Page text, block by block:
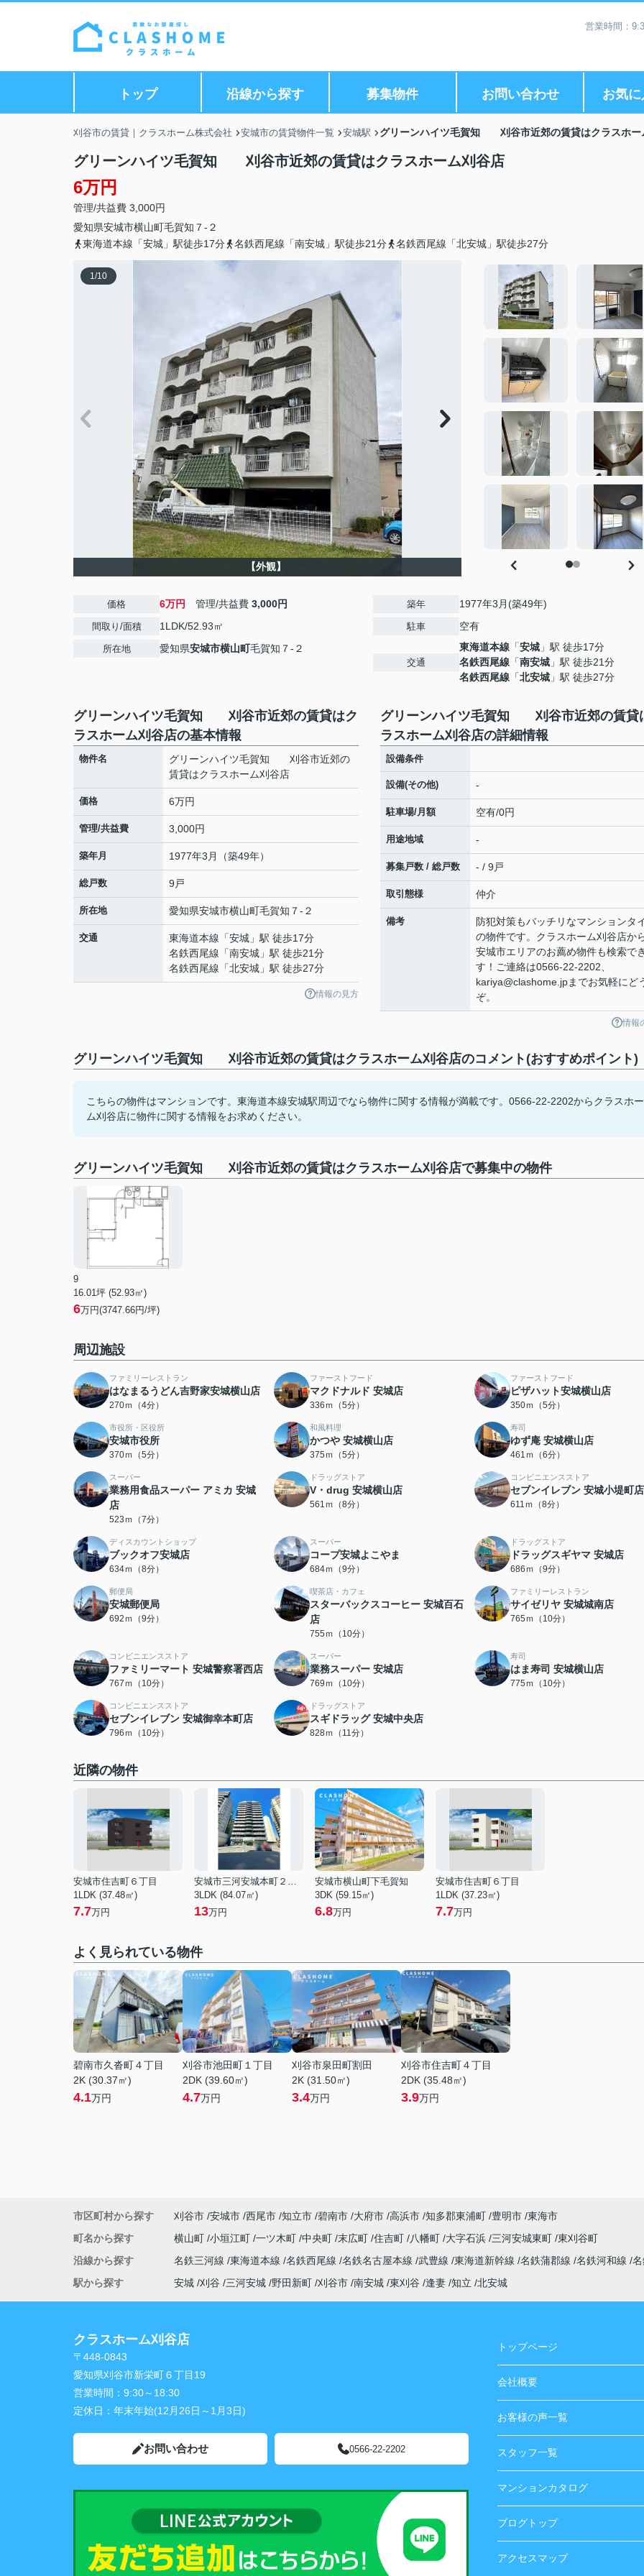
営業時間：
トップ 沿線から探す 募集物件 お問い合わせ お気
刈谷市の賃貸｜クラスホーム株式会社 安城市の賃貸物件一覧 安城駅 グリーンハイツ毛賀知 刈谷市近郊の賃貸はクラスホー
グリーンハイツ毛賀知 刈谷市近郊の賃貸はクラスホーム刈谷店
6万円
管理/共益費 3,000円
愛知県安城市横山町毛賀知７-２
東海道本線「安城」駅徒歩17分
名鉄西尾線「南安城」駅徒歩21分 名鉄西尾線「北安城」駅徒歩27分
1/10
【外観】
価格 6万円 管理/共益費 3,000円
間取り/面積 1LDK/52.93㎡
所在地 愛知県安城市横山町毛賀知７-２
築年 1977年3月(築49年)
駐車 空有
交通
東海道本線 「安城 」駅 徒歩17分
名鉄西尾線 「南安城 」駅 徒歩21分
名鉄西尾線 「北安城 」駅 徒歩27分
グリーンハイツ毛賀知 刈谷市近郊の賃貸はク
ラスホーム刈谷店の基本情報
物件名
グリーンハイツ毛賀知 刈谷市近郊の
賃貸はクラスホーム刈谷店
価格 6万円
管理/共益費 3,000円
築年月 1977年3月（築49年）
総戸数 9戸
所在地 愛知県安城市横山町毛賀知７-２
交通 東海道本線 「安城 」駅 徒歩17分
名鉄西尾線 「南安城 」駅 徒歩21分
名鉄西尾線 「北安城 」駅 徒歩27分
情報の見方
グリーンハイツ毛賀知 刈谷市近郊の賃貸
ラスホーム刈谷店の詳細情報
設備条件
設備(その他) -
駐車場/月額 空有/0円
用途地域 -
募集戸数 / 総戸数 - / 9戸
取引態様 仲介
備考
防犯対策もバッチリなマンションタ
の物件です。クラスホーム刈谷店から
安城市エリアのお薦め物件も検索で
す！ご連絡は0566-22-2202、
kariya@clashome.jpまでお気軽にど
ぞ。
情報
グリーンハイツ毛賀知 刈谷市近郊の賃貸はクラスホーム刈谷店のコメント(おすすめポイント)
こちらの物件はマンションです。東海道本線安城駅周辺でなら物件に関する情報が満載です。0566-22-2202からクラスホー
ム刈谷店に物件に関する情報をお求めください。
グリーンハイツ毛賀知 刈谷市近郊の賃貸はクラスホーム刈谷店で募集中の物件
9
16.01坪 (52.93㎡)
6万円(3747.66円/坪)
周辺施設
ファミリーレストラン
はなまるうどん吉野家安城横山店
270ｍ（4分）
ファーストフード
マクドナルド 安城店
336ｍ（5分）
ファーストフード
ピザハット安城横山店
350ｍ（5分）
市役所・区役所
安城市役所
370ｍ（5分）
和風料理
かつや 安城横山店
375ｍ（5分）
寿司
ゆず庵 安城横山店
461ｍ（6分）
スーパー
業務用食品スーパー アミカ 安城
店
523ｍ（7分）
ドラッグストア
V・drug 安城横山店
561ｍ（8分）
コンビニエンスストア
セブンイレブン 安城小堤町店
611ｍ（8分）
ディスカウントショップ
ブックオフ安城店
634ｍ（8分）
スーパー
コープ安城よこやま
684ｍ（9分）
ドラッグストア
ドラッグスギヤマ 安城店
686ｍ（9分）
郵便局
安城郵便局
692ｍ（9分）
喫茶店・カフェ
スターバックスコーヒー 安城百石
店
755ｍ（10分）
ファミリーレストラン
サイゼリヤ 安城城南店
765ｍ（10分）
コンビニエンスストア
ファミリーマート 安城警察署西店
767ｍ（10分）
スーパー
業務スーパー 安城店
769ｍ（10分）
寿司
はま寿司 安城横山店
775ｍ（10分）
コンビニエンスストア
セブンイレブン 安城御幸本町店
796ｍ（10分）
ドラッグストア
スギドラッグ 安城中央店
828ｍ（11分）
近隣の物件
安城市住吉町６丁目
1LDK (37.48㎡)
7.7万円
安城市三河安城本町２丁目
3LDK (84.07㎡)
13万円
安城市横山町下毛賀知
3DK (59.15㎡)
6.8万円
安城市住吉町６丁目
1LDK (37.23㎡)
7.7万円
よく見られている物件
碧南市久沓町４丁目
2K (30.37㎡)
4.1万円
刈谷市池田町１丁目
2DK (39.60㎡)
4.7万円
刈谷市泉田町割田
2K (31.50㎡)
3.4万円
刈谷市住吉町４丁目
2DK (35.48㎡)
3.9万円
市区町村から探す 刈谷市 安城市 西尾市 知立市 碧南市 大府市 高浜市 知多郡東浦町 豊明市 東海市
町名から探す
横山町 小垣江町 一ツ木町 中央町 末広町 住吉町 八幡町 大字石浜 三河安城東町 東刈谷町
沿線から探す
名鉄三河線 東海道本線 名鉄西尾線 名鉄名古屋本線 武豊線 東海道新幹線 名鉄蒲郡線 名鉄河和線
駅から探す
安城 刈谷 三河安城 野田新町 刈谷市 南安城 東刈谷 逢妻 知立 北安城
クラスホーム刈谷店
〒448-0843
愛知県刈谷市新栄町６丁目19
営業時間： 9:30～18:30
定休日： 年末年始(12月26日～1月3日)
お問い合わせ 0566-22-2202
トップページ
会社概要
お客様の声一覧
スタッフ一覧
マンションカタログ
ブログトップ
アクセスマップ